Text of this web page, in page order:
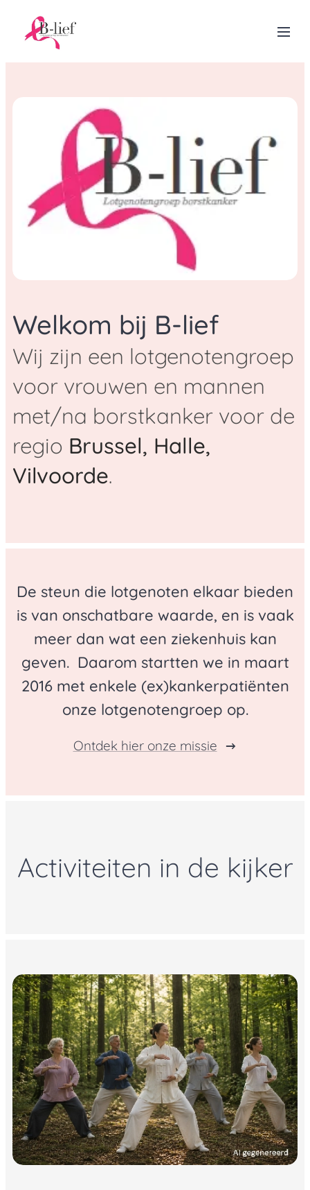
Welkom bij B-lief
Wij zijn een lotgenotengroep
voor vrouwen en mannen
met/na borstkanker voor de
regio Brussel, Halle,
Vilvoorde.
De steun die lotgenoten elkaar bieden
is van onschatbare waarde, en is vaak
meer dan wat een ziekenhuis kan
geven. Daarom startten we in maart
2016 met enkele (ex)kankerpatiënten
onze lotgenotengroep op.
Ontdek hier onze missie
Activiteiten in de kijker